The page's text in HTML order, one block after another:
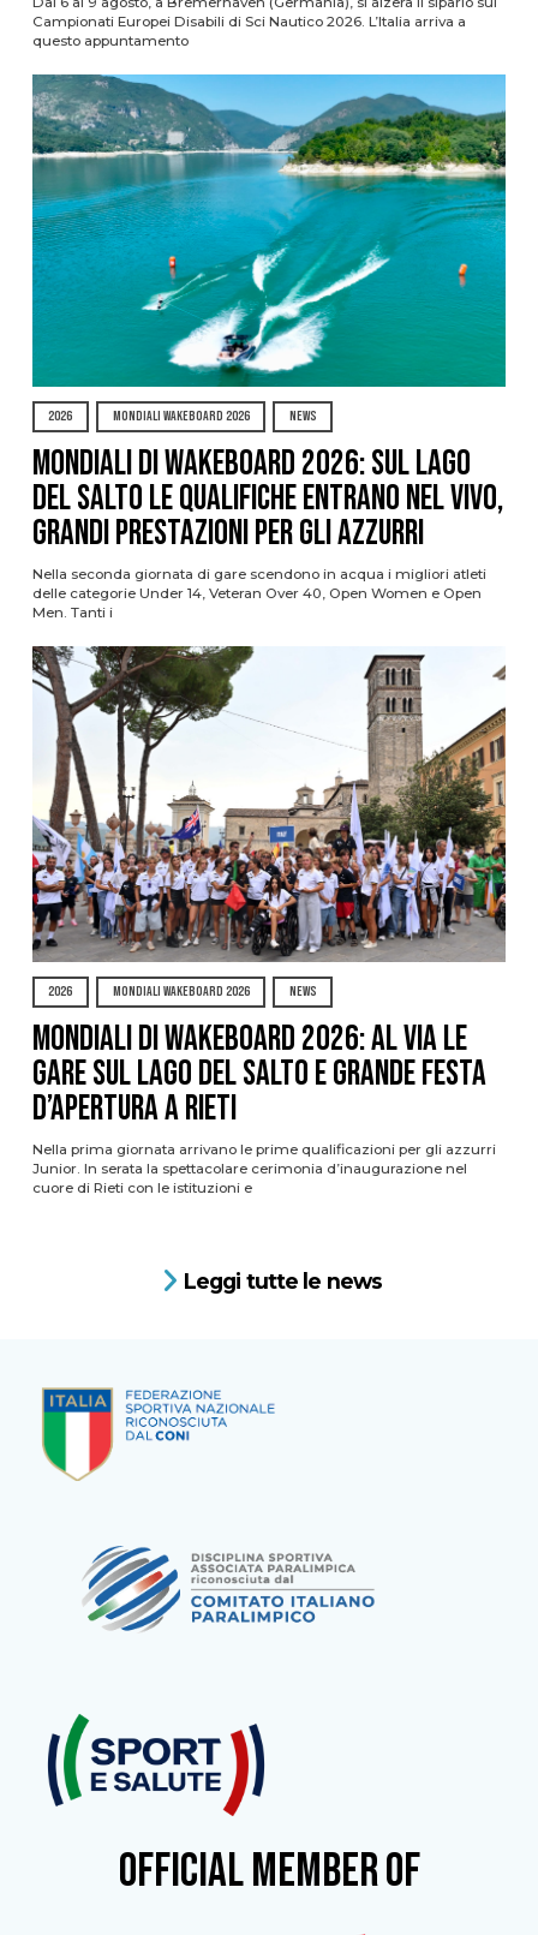
Campionati Europei Disabili di Sci Nautico 2026. L’Italia arriva a
questo appuntamento
2026 MONDIALI WAKEBOARD 2026 NEWS
Mondiali di Wakeboard 2026: sul Lago
del Salto le qualifiche entrano nel vivo,
grandi prestazioni per gli azzurri
Nella seconda giornata di gare scendono in acqua i migliori atleti
delle categorie Under 14, Veteran Over 40, Open Women e Open
Men. Tanti i
2026 MONDIALI WAKEBOARD 2026 NEWS
Mondiali di Wakeboard 2026: al via le
gare sul Lago del Salto e grande festa
d’apertura a Rieti
Nella prima giornata arrivano le prime qualificazioni per gli azzurri
Junior. In serata la spettacolare cerimonia d’inaugurazione nel
cuore di Rieti con le istituzioni e
Leggi tutte le news
OFFICIAL MEMBER OF